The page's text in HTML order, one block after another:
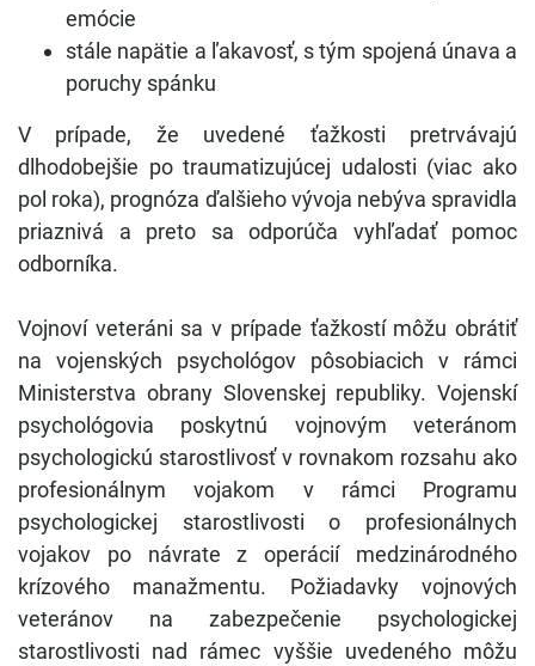
emócie
stále napätie a ľakavosť, s tým spojená únava a
poruchy spánku
V prípade, že uvedené ťažkosti pretrvávajú
dlhodobejšie po traumatizujúcej udalosti (viac ako
pol roka), prognóza ďalšieho vývoja nebýva spravidla
priaznivá a preto sa odporúča vyhľadať pomoc
odborníka.
Vojnoví veteráni sa v prípade ťažkostí môžu obrátiť
na vojenských psychológov pôsobiacich v rámci
Ministerstva obrany Slovenskej republiky. Vojenskí
psychológovia poskytnú vojnovým veteránom
psychologickú starostlivosť v rovnakom rozsahu ako
profesionálnym vojakom v rámci Programu
psychologickej starostlivosti o profesionálnych
vojakov po návrate z operácií medzinárodného
krízového manažmentu. Požiadavky vojnových
veteránov na zabezpečenie psychologickej
starostlivosti nad rámec vyššie uvedeného môžu